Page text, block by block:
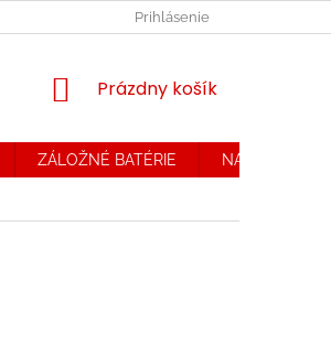
PORIADOKPrihlásenie
NÁKUPNÝ
Prázdny košík
ZÁLOŽNÉ BATÉRIE NABÍJAČKY